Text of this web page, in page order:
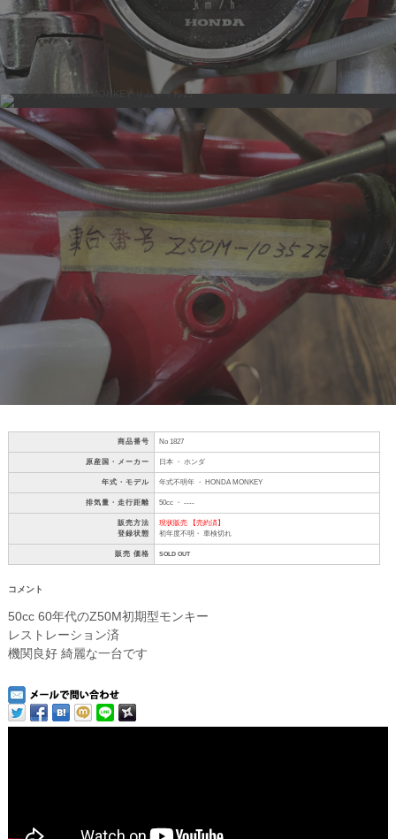
商品番号 No 1827
原産国・メーカー 日本 ・ ホンダ
年式・モデル 年式不明年 ・ HONDA MONKEY
排気量・走行距離 50cc ・ ----
販売方法
登録状態
現状販売 【売約済】
初年度不明・ 車検切れ
販売 価格 SOLD OUT
コメント
50cc 60年代のZ50M初期型モンキー
レストレーション済
機関良好 綺麗な一台です